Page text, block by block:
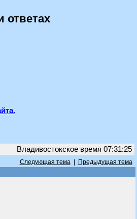
ответах
Владивостокское время 07:31:25
Следующая тема|
Предыдущая тема